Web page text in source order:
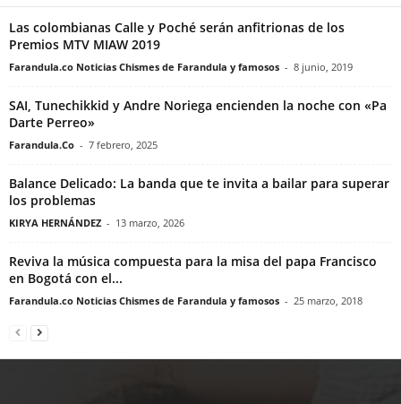
Las colombianas Calle y Poché serán anfitrionas de los
Premios MTV MIAW 2019
Farandula.co Noticias Chismes de Farandula y famosos - 8 junio, 2019
SAI, Tunechikkid y Andre Noriega encienden la noche con «Pa
Darte Perreo»
Farandula.Co - 7 febrero, 2025
Balance Delicado: La banda que te invita a bailar para superar
los problemas
KIRYA HERNÁNDEZ - 13 marzo, 2026
Reviva la música compuesta para la misa del papa Francisco
en Bogotá con el...
Farandula.co Noticias Chismes de Farandula y famosos - 25 marzo, 2018